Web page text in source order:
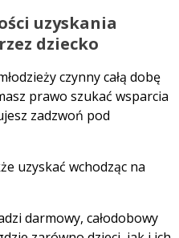
uzyskania
dziecko
czynny całą dobę
prawo szukać wsparcia
zadzwoń pod
uzyskać wchodząc na
darmowy, całodobowy